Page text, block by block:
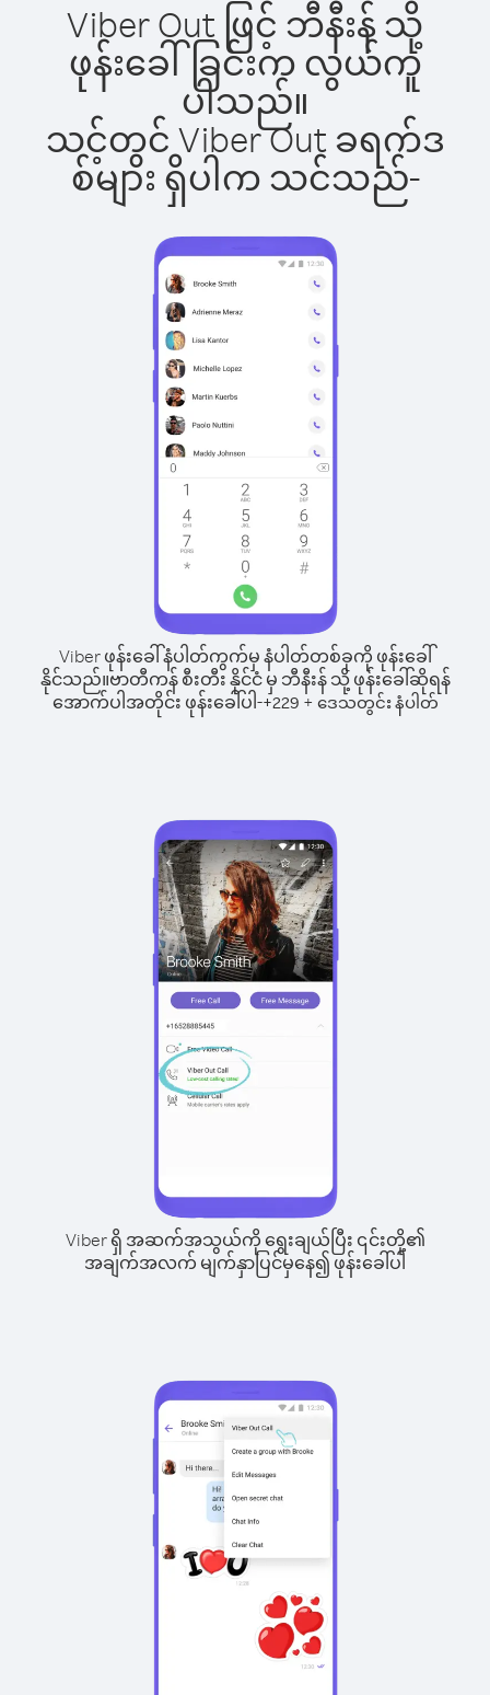
Viber Out ဖြင့် ဘီနီးန် သို့
ဖုန်းခေါ်ခြင်းက လွယ်ကူ
ပါသည်။
သင့်တွင် Viber Out ခရက်ဒ
စ်များ ရှိပါက သင်သည်-
Viber ဖုန်းခေါ်နံပါတ်ကွက်မှ နံပါတ်တစ်ခုကို ဖုန်းခေါ်
နိုင်သည်။ဗာတီကန် စီးတီး နိုင်ငံ မှ ဘီနီးန် သို့ ဖုန်းခေါ်ဆိုရန်
အောက်ပါအတိုင်း ဖုန်းခေါ်ပါ-+229 + ဒေသတွင်း နံပါတ်
Viber ရှိ အဆက်အသွယ်ကို ရွေးချယ်ပြီး ၎င်းတို့၏
အချက်အလက် မျက်နှာပြင်မှနေ၍ ဖုန်းခေါ်ပါ